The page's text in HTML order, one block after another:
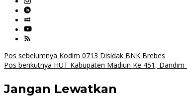
Navigasi
pos
Pos sebelumnya Kodim 0713 Disidak BNK Brebes
Pos berikutnya HUT Kabupaten Madiun Ke 451,
Jangan Lewatkan